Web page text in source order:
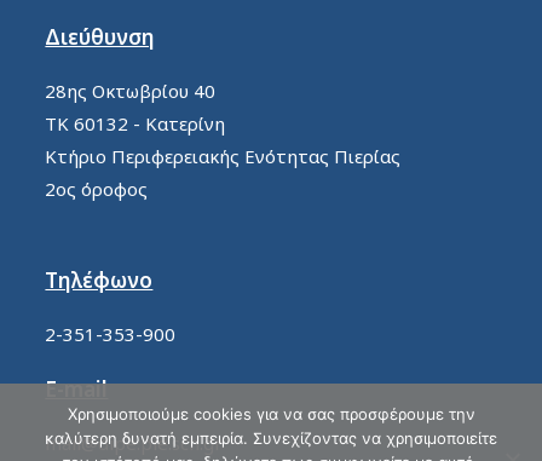
Διεύθυνση
28ης Οκτωβρίου 40
ΤΚ 60132 - Κατερίνη
Κτήριο Περιφερειακής Ενότητας Πιερίας
2ος όροφος
Τηλέφωνο
2-351-353-900
E-mail
mail@dipe.pie.sch.gr
Χρησιμοποιούμε cookies για να σας προσφέρουμε την
καλύτερη δυνατή εμπειρία. Συνεχίζοντας να χρησιμοποιείτε